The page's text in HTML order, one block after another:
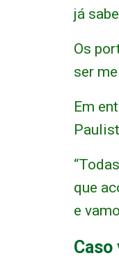
já
Os
ser
Em
que
e